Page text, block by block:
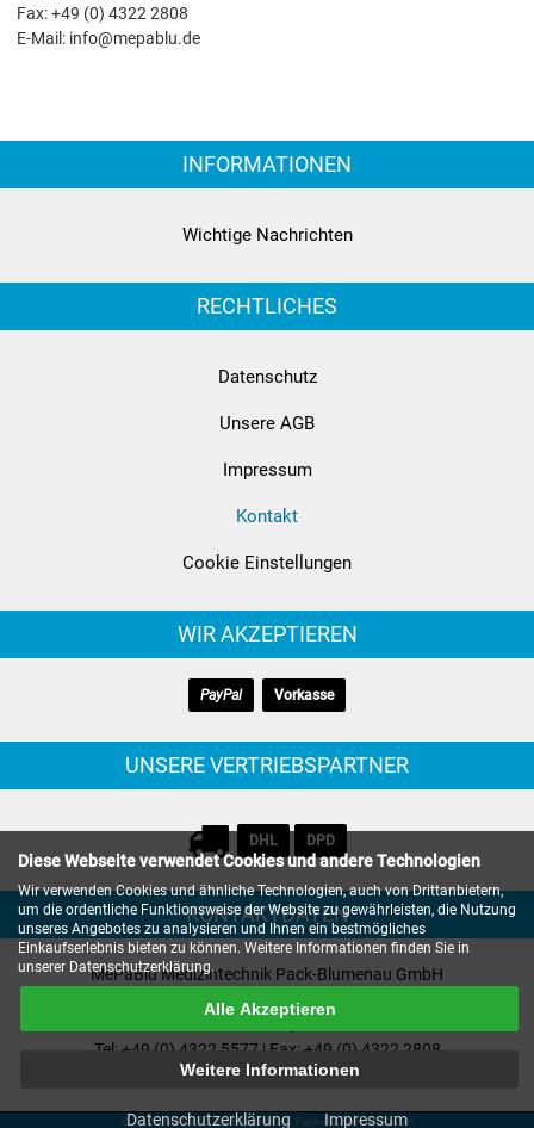
Fax: +49 (0) 4322 2808
E-Mail: info@mepablu.de
INFORMATIONEN
Wichtige Nachrichten
RECHTLICHES
Datenschutz
Unsere AGB
Impressum
Kontakt
Cookie Einstellungen
WIR AKZEPTIEREN
PayPal Vorkasse
UNSERE VERTRIEBSPARTNER
DHL DPD
KONTAKTDATEN
MePaBlu Medizintechnik Pack-Blumenau GmbH
Eiderkampsweg 19
24582 Bordesholm | Deutschland
Tel: +49 (0) 4322 5577 | Fax: +49 (0) 4322 2808
E-mail:info@mepablu.de
© 2026 MePaBlu Medizintechnik Pack-Blumenau GmbH
Diese Webseite verwendet Cookies und andere Technologien
Wir verwenden Cookies und ähnliche Technologien, auch von Drittanbietern,
um die ordentliche Funktionsweise der Website zu gewährleisten, die Nutzung
unseres Angebotes zu analysieren und Ihnen ein bestmögliches
Einkaufserlebnis bieten zu können. Weitere Informationen finden Sie in
unserer Datenschutzerklärung.
Alle Akzeptieren
Weitere Informationen
Datenschutzerklärung Impressum